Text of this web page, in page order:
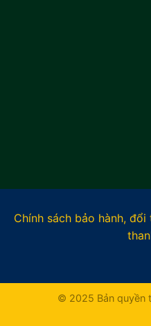
Chính sách bảo hành,
© 2025 Bản quyền